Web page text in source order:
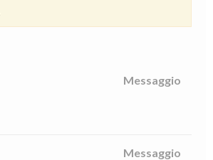
Messaggio
Messaggio